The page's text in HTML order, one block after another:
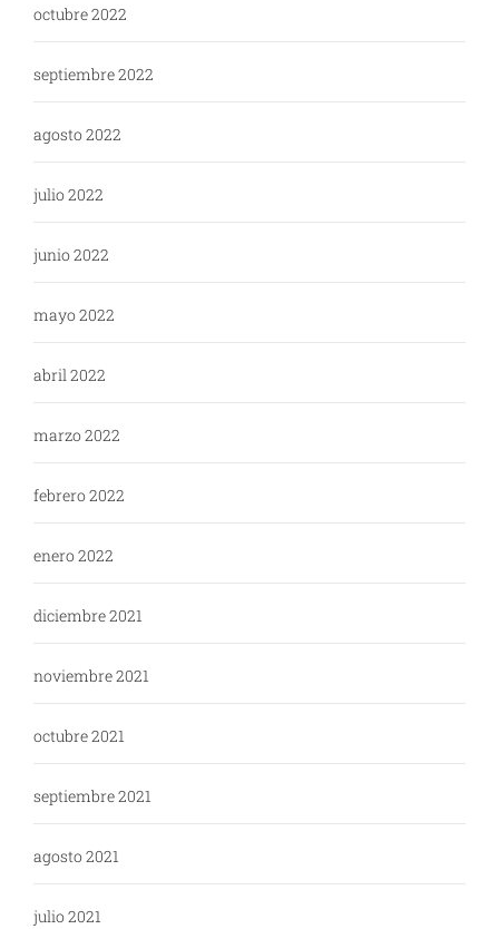
octubre 2022
septiembre 2022
agosto 2022
julio 2022
junio 2022
mayo 2022
abril 2022
marzo 2022
febrero 2022
enero 2022
diciembre 2021
noviembre 2021
octubre 2021
septiembre 2021
agosto 2021
julio 2021